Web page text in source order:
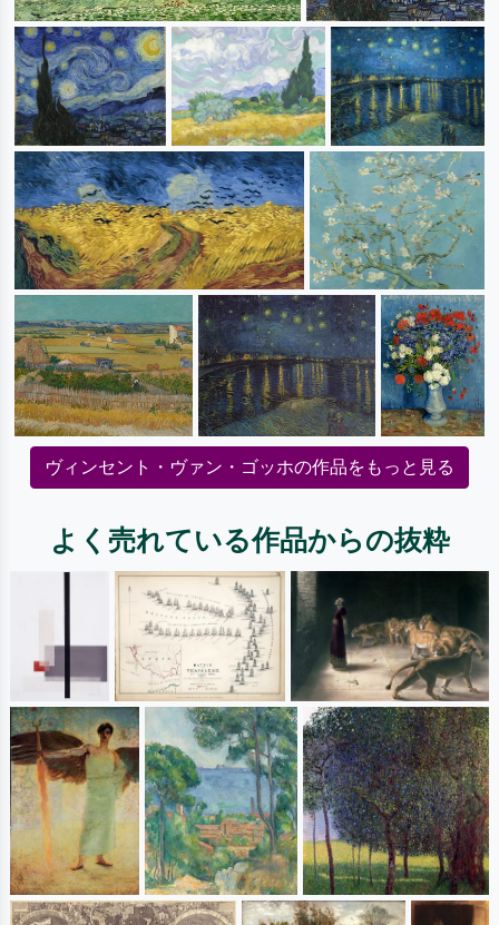
ヴィンセント・ヴァン・ゴッホの作品をもっと見る
よく売れている作品からの抜粋